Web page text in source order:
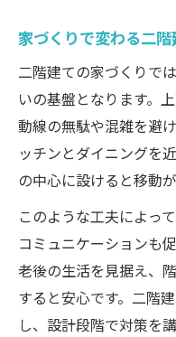
家づくりで変わる二
二階建ての家づくりで
いの基盤となります。
動線の無駄や混雑を避
ッチンとダイニングを
の中心に設けると移動
このような工夫によっ
コミュニケーションも
老後の生活を見据え、
すると安心です。二階
し、設計段階で対策を